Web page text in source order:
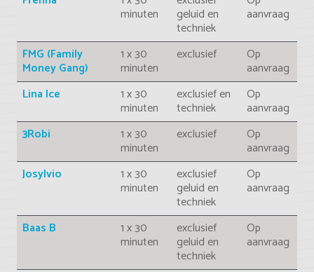
minuten geluid en
techniek
aanvraag
FMG (Family
Money Gang)
1 x 30
minuten
exclusief Op
aanvraag
Lina Ice
1 x 30
minuten
exclusief en
techniek
Op
aanvraag
3Robi
1 x 30
minuten
exclusief Op
aanvraag
Josylvio
1 x 30
minuten
exclusief
geluid en
techniek
Op
aanvraag
Baas B 1 x 30
minuten
exclusief
geluid en
techniek
Op
aanvraag